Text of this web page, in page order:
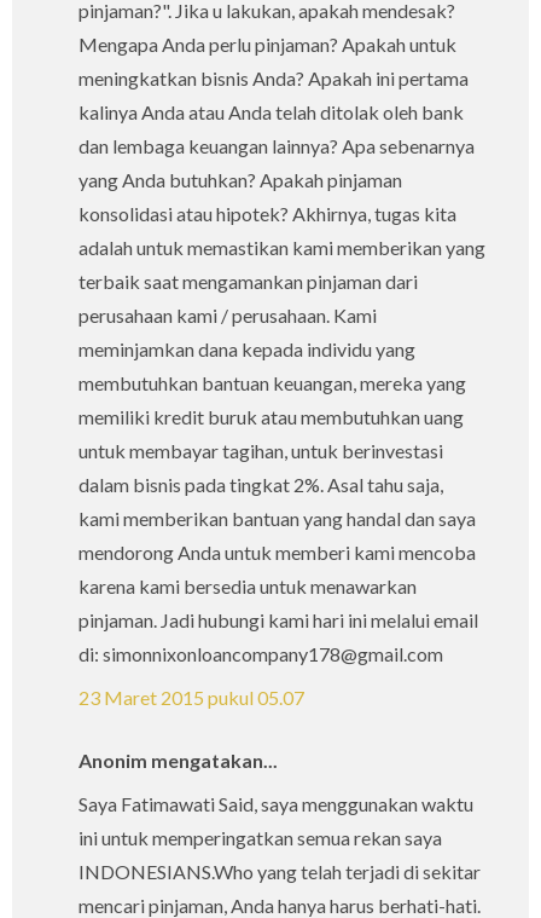
pinjaman?". Jika u lakukan, apakah mendesak?
Mengapa Anda perlu pinjaman? Apakah untuk
meningkatkan bisnis Anda? Apakah ini pertama
kalinya Anda atau Anda telah ditolak oleh bank
dan lembaga keuangan lainnya? Apa sebenarnya
yang Anda butuhkan? Apakah pinjaman
konsolidasi atau hipotek? Akhirnya, tugas kita
adalah untuk memastikan kami memberikan yang
terbaik saat mengamankan pinjaman dari
perusahaan kami / perusahaan. Kami
meminjamkan dana kepada individu yang
membutuhkan bantuan keuangan, mereka yang
memiliki kredit buruk atau membutuhkan uang
untuk membayar tagihan, untuk berinvestasi
dalam bisnis pada tingkat 2%. Asal tahu saja,
kami memberikan bantuan yang handal dan saya
mendorong Anda untuk memberi kami mencoba
karena kami bersedia untuk menawarkan
pinjaman. Jadi hubungi kami hari ini melalui email
di: simonnixonloancompany178@gmail.com
23 Maret 2015 pukul 05.07
Anonim mengatakan...
Saya Fatimawati Said, saya menggunakan waktu
ini untuk memperingatkan semua rekan saya
INDONESIANS.Who yang telah terjadi di sekitar
mencari pinjaman, Anda hanya harus berhati-hati.